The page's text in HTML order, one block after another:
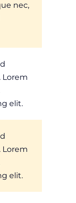
nec,
elit.
elit.